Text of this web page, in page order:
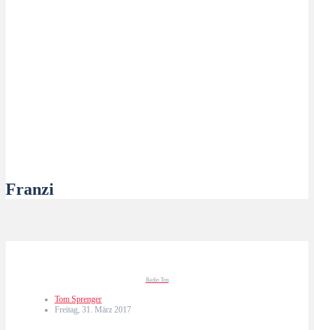
Franzi
Radio Ton
Tom Sprenger
Freitag, 31. März 2017